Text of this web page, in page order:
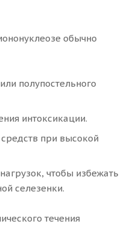
обычно
полупостельного
интоксикации.
при высокой
чтобы избежать
селезенки.
течения